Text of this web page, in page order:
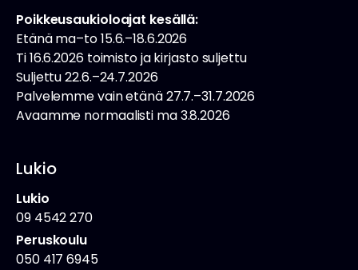
Poikkeusaukioloajat kesällä:
Etänä ma–to 15.6.–18.6.2026
Ti 16.6.2026 toimisto ja kirjasto suljettu
Suljettu 22.6.–24.7.2026
Palvelemme vain etänä 27.7.–31.7.2026
Avaamme normaalisti ma 3.8.2026
Lukio
Lukio
09 4542 270
Peruskoulu
050 417 6945